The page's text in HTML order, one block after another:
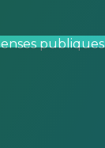
publiques